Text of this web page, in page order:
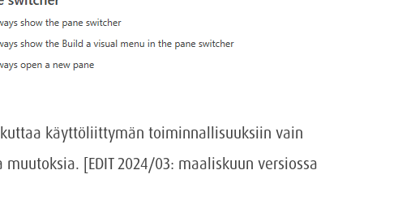
käyttöliittymän toiminnallisuuksiin vain
[EDIT 2024/03: maaliskuun versiossa